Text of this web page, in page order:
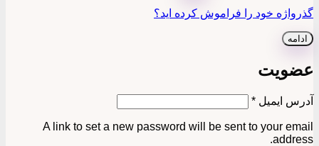
گذرواژه خود را فراموش کرده اید؟
ادامه
عضویت
آدرس ایمیل *الزامی
A link to set a new password will be sent to your email
address.